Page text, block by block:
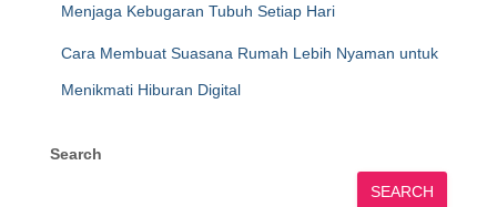
Menjaga Kebugaran Tubuh Setiap Hari
Cara Membuat Suasana Rumah Lebih Nyaman untuk
Menikmati Hiburan Digital
Search
SEARCH